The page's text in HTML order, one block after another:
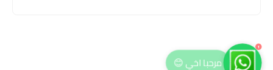
مرحبا اخي 😊